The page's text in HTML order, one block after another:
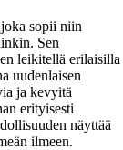
sopii niin
Sen
leikitellä erilaisilla
uudenlaisen
ja kevyitä
erityisesti
näyttää
ilmeen.